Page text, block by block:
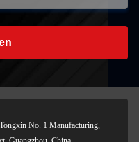
No. 1 Manufacturing,